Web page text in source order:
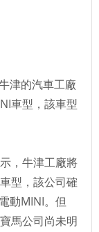
津的汽車工廠
車型，該車型
，牛津工廠將
型，該公司確
動MINI。但
馬公司尚未明